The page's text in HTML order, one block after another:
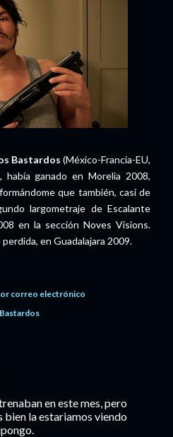
Bastardos (México-Francia-EU,
había ganado en Morelia 2008,
que también, casi de
largometraje de Escalante
en la sección Noves Visions.
en Guadalajara 2009.
correo electrónico
en este mes, pero
bien la estariamos viendo